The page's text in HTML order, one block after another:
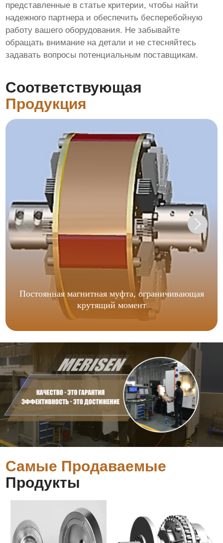
представленные в статье критерии, чтобы найти
надежного партнера и обеспечить бесперебойную
работу вашего оборудования. Не забывайте
обращать внимание на детали и не стесняйтесь
задавать вопросы потенциальным поставщикам.
Соответствующая
Продукция
Постоянная магнитная муфта, ограничивающая
крутящий момент
Самые Продаваемые
Продукты